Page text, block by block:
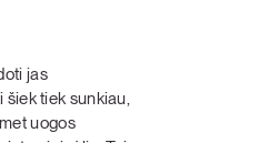
jas
šiek tiek sunkiau,
uogos